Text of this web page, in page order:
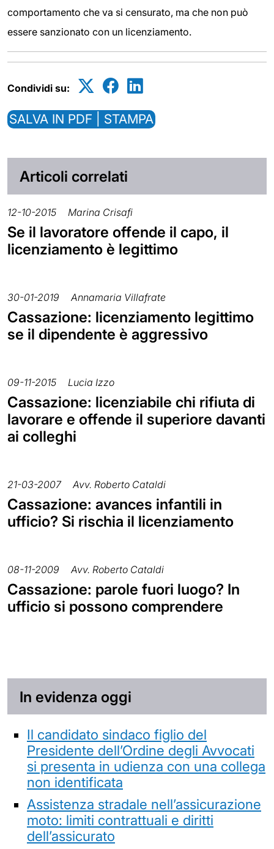
comportamento che va si censurato, ma che non può
essere sanzionato con un licenziamento.
Condividi su:
SALVA IN PDF | STAMPA
Articoli correlati
12-10-2015 Marina Crisafi
Se il lavoratore offende il capo, il
licenziamento è legittimo
30-01-2019 Annamaria Villafrate
Cassazione: licenziamento legittimo
se il dipendente è aggressivo
09-11-2015 Lucia Izzo
Cassazione: licenziabile chi rifiuta di
lavorare e offende il superiore davanti
ai colleghi
21-03-2007 Avv. Roberto Cataldi
Cassazione: avances infantili in
ufficio? Si rischia il licenziamento
08-11-2009 Avv. Roberto Cataldi
Cassazione: parole fuori luogo? In
ufficio si possono comprendere
In evidenza oggi
Il candidato sindaco figlio del
Presidente dell’Ordine degli Avvocati
si presenta in udienza con una collega
non identificata
Assistenza stradale nell’assicurazione
moto: limiti contrattuali e diritti
dell’assicurato